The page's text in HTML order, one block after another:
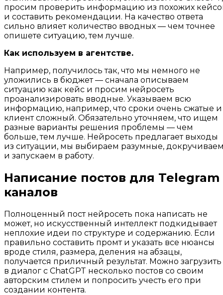
просим проверить информацию из похожих
и составить рекомендации. На качество ответа
сильно влияет количество вводных — чем точнее
опишете ситуацию, тем лучше.
Как используем в агентстве.
Например, получилось так, что мы немного не
уложились в бюджет — сначала описываем
ситуацию как кейс и просим нейросеть
проанализировать вводные. Указываем всю
информацию, например, что сроки очень сжатые и
клиент сложный. Обязательно уточняем, что ищем
разные варианты решения проблемы — чем
больше, тем лучше. Нейросеть предлагает выходы
из ситуации, мы выбираем разумные,
и запускаем в работу.
Написание постов для Telegram
каналов
Полноценный пост нейросеть пока написать не
может, но искусственный интеллект подкидывает
неплохие идеи по структуре и содержанию. Если
правильно составить промт и указать все нюансы
вроде стиля, размера, деления на абзацы,
получается приличный результат. Можно загрузить
в диалог с ChatGPT несколько постов со своим
авторским стилем и попросить учесть его при
создании контента.